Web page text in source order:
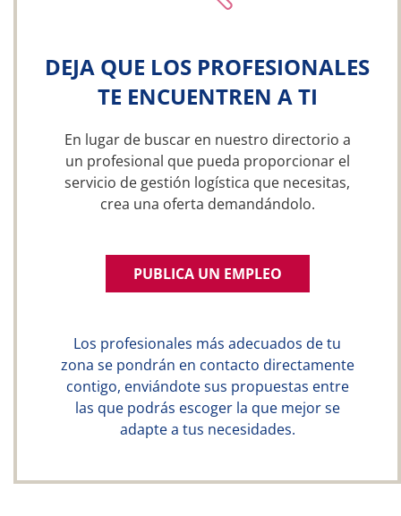
DEJA QUE LOS PROFESIONALES
TE ENCUENTREN A TI
En lugar de buscar en nuestro directorio a
un profesional que pueda proporcionar el
servicio de gestión logística que necesitas,
crea una oferta demandándolo.
PUBLICA UN EMPLEO
Los profesionales más adecuados de tu
zona se pondrán en contacto directamente
contigo, enviándote sus propuestas entre
las que podrás escoger la que mejor se
adapte a tus necesidades.